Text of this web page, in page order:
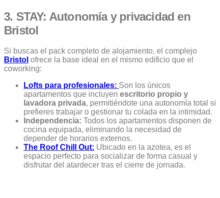
3. STAY: Autonomía y privacidad en
Bristol
Si buscas el pack completo de alojamiento, el complejo
Bristol ofrece la base ideal en el mismo edificio que el
coworking:
Lofts para profesionales: Son los únicos
apartamentos que incluyen escritorio propio y
lavadora privada, permitiéndote una autonomía total si
prefieres trabajar o gestionar tu colada en la intimidad.
Independencia: Todos los apartamentos disponen de
cocina equipada, eliminando la necesidad de
depender de horarios externos.
The Roof Chill Out: Ubicado en la azotea, es el
espacio perfecto para socializar de forma casual y
disfrutar del atardecer tras el cierre de jornada.